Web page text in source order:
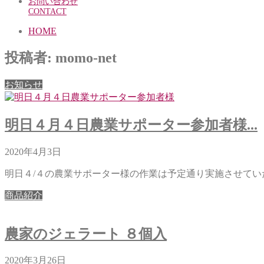
CONTACT
HOME
投稿者: momo-net
お知らせ
明日４月４日農業サポーター参加者様...
2020年4月3日
明日４/４の農業サポーター様の作業は予定通り実施させてい
商品紹介
農家のジェラート ８個入
2020年3月26日